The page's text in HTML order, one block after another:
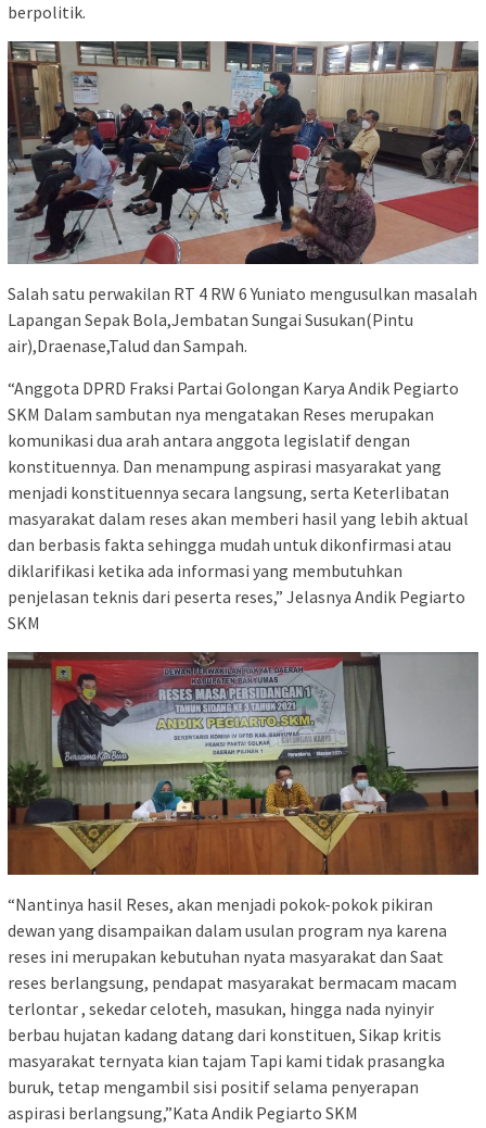
berpolitik.
Salah satu perwakilan RT 4 RW 6 Yuniato mengusulkan masalah
Lapangan Sepak Bola,Jembatan Sungai Susukan(Pintu
air),Draenase,Talud dan Sampah.
“Anggota DPRD Fraksi Partai Golongan Karya Andik Pegiarto
SKM Dalam sambutan nya mengatakan Reses merupakan
komunikasi dua arah antara anggota legislatif dengan
konstituennya. Dan menampung aspirasi masyarakat yang
menjadi konstituennya secara langsung, serta Keterlibatan
masyarakat dalam reses akan memberi hasil yang lebih aktual
dan berbasis fakta sehingga mudah untuk dikonfirmasi atau
diklarifikasi ketika ada informasi yang membutuhkan
penjelasan teknis dari peserta reses,” Jelasnya Andik Pegiarto
SKM
“Nantinya hasil Reses, akan menjadi pokok-pokok pikiran
dewan yang disampaikan dalam usulan program nya karena
reses ini merupakan kebutuhan nyata masyarakat dan Saat
reses berlangsung, pendapat masyarakat bermacam macam
terlontar , sekedar celoteh, masukan, hingga nada nyinyir
berbau hujatan kadang datang dari konstituen, Sikap kritis
masyarakat ternyata kian tajam Tapi kami tidak prasangka
buruk, tetap mengambil sisi positif selama penyerapan
aspirasi berlangsung,”Kata Andik Pegiarto SKM